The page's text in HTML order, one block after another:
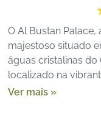
O Al Bustan
majestoso situado
águas cristalinas do
localizado na
Ver mais »